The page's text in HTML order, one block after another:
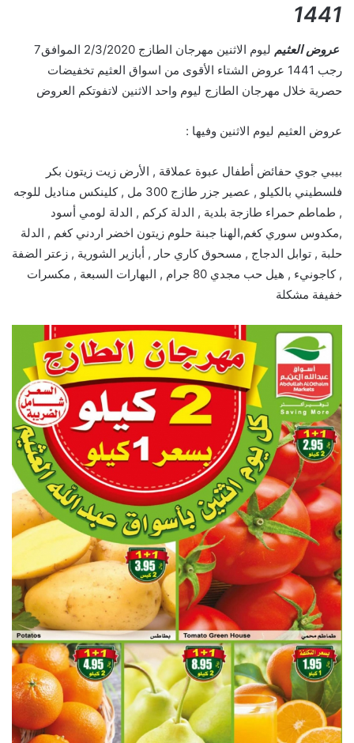
1441
عروض العثيم
ليوم الاثنين مهرجان الطازج 2/3/2020 الموافق7
رجب 1441 عروض الشتاء الأقوى من اسواق العثيم تخفيضات
حصرية خلال مهرجان الطازج ليوم واحد الاثنين لاتفوتكم العروض
عروض العثيم ليوم الاثنين وفيها :
بيبي جوي حفائض أطفال عبوة عملاقة , الأرض زيت زيتون بكر
فلسطيني بالكيلو , عصير جزر طازج 300 مل , كلينكس مناديل للوجه
, طماطم حمراء طازجة بلدية , الدلة كركم , الدلة لومي أسود
,مكدوس سوري كغم,الهنا جبنة حلوم زيتون اخضر اردني كغم , الدلة
حلبة , توابل الدجاج , مسحوق كاري حار , أبازير الشورية , زعتر الضفة
, كاجونيء , هيل حب مجدي 80 جرام , البهارات السبعة , مكسرات
خفيفة مشكلة